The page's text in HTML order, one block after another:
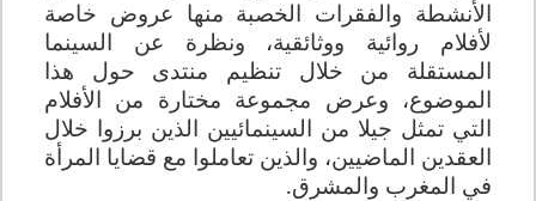
الأنشطة والفقرات الخصبة منها عروض خاصة
لأفلام روائية ووثائقية، ونظرة عن السينما
المستقلة من خلال تنظيم منتدى حول هذا
الموضوع، وعرض مجموعة مختارة من الأفلام
التي تمثل جيلا من السينمائيين الذين برزوا خلال
العقدين الماضيين، والذين تعاملوا مع قضايا المرأة
في المغرب والمشرق.